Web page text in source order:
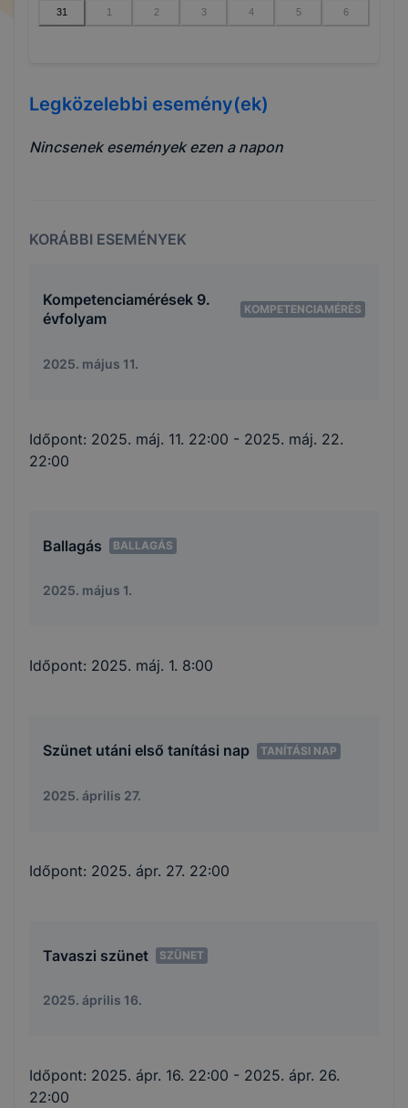
31 1 2 3 4 5 6
Legközelebbi esemény(ek)
Nincsenek események ezen a napon
KORÁBBI ESEMÉNYEK
Kompetenciamérések 9.
évfolyam
KOMPETENCIAMÉRÉS
2025. május 11.
Időpont: 2025. máj. 11. 22:00 - 2025. máj. 22.
22:00
Ballagás BALLAGÁS
2025. május 1.
Időpont: 2025. máj. 1. 8:00
Szünet utáni első tanítási nap TANÍTÁSI NAP
2025. április 27.
Időpont: 2025. ápr. 27. 22:00
Tavaszi szünet SZÜNET
2025. április 16.
Időpont: 2025. ápr. 16. 22:00 - 2025. ápr. 26.
22:00